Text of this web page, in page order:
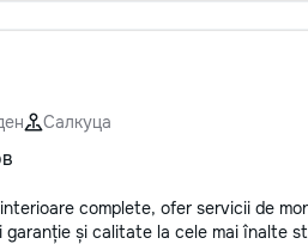
Салкуца
complete, ofer servicii de
garanție și calitate la cele mai înalte